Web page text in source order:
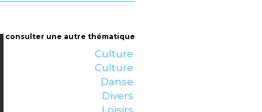
consulter une autre thématique
Culture
Culture
Danse
Divers
Loisirs